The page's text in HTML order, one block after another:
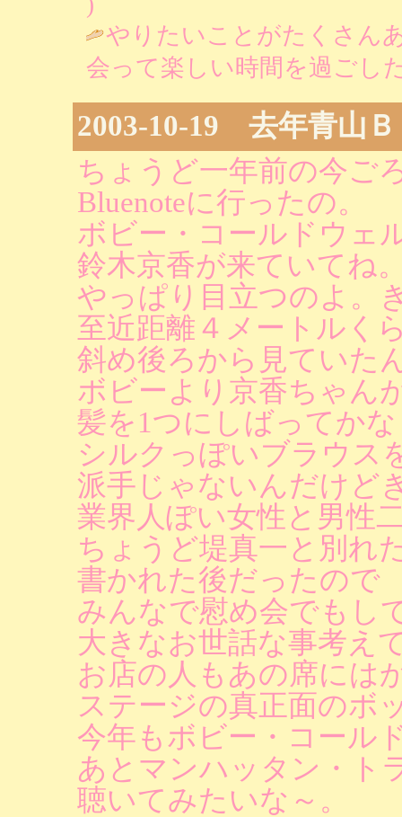
やりたいことがたくさん
会って楽しい時間を過ごし
2003-10-19 去年青山
ちょうど一年前の今ご
Bluenoteに行ったの。
ボビー・コールドウェ
鈴木京香が来ていてね
やっぱり目立つのよ。
至近距離４メートルく
斜め後ろから見ていた
ボビーより京香ちゃん
髪を1つにしばってか
シルクっぽいブラウス
派手じゃないんだけど
業界人ぽい女性と男性
ちょうど堤真一と別れ
書かれた後だったので
みんなで慰め会でもし
大きなお世話な事考え
お店の人もあの席には
ステージの真正面のボ
今年もボビー・コール
あとマンハッタン・ト
聴いてみたいな～。